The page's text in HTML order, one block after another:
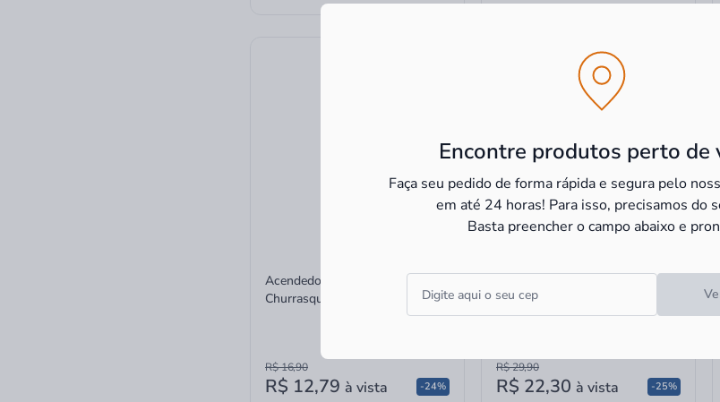
Encontre produtos perto de
Faça seu pedido de forma rápida e segura pelo
em até 24 horas! Para isso, precisamos do
Basta preencher o campo abaixo e
Acendedor Álcool Gel para
Churrasqueira Prime Grill 430g
R$ 16,90
R$ 12,79 à vista -24%
Acendedor Álcool Solido Estojo
com 8 Bastonete Prime Grill
R$ 29,90
R$ 22,30 à vista -25%